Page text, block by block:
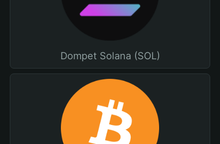
Dompet Solana (SOL)